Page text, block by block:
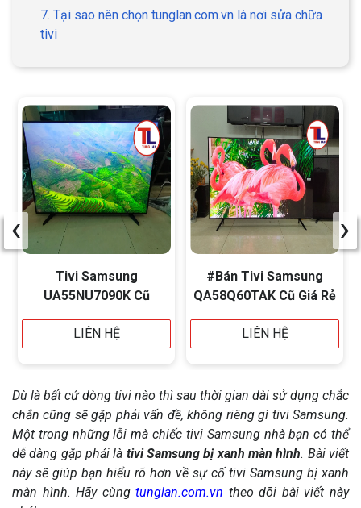
7. Tại sao nên chọn tunglan.com.vn là nơi sửa chữa
tivi
Tivi Samsung
UA55NU7090K Cũ
LIÊN HỆ
#Bán Tivi Samsung
QA58Q60TAK Cũ Giá Rẻ
LIÊN HỆ
‹ ›
Dù là bất cứ dòng tivi nào thì sau thời gian dài sử dụng chắc
chắn cũng sẽ gặp phải vấn đề, không riêng gì tivi Samsung.
Một trong những lỗi mà chiếc tivi Samsung nhà bạn có thể
dễ dàng gặp phải là tivi Samsung bị xanh màn hình. Bài viết
này sẽ giúp bạn hiểu rõ hơn về sự cố tivi Samsung bị xanh
màn hình. Hãy cùngtunglan.com.vn theo dõi bài viết này